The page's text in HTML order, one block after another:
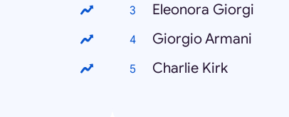
Eleonora Giorgi
Giorgio Armani
Charlie Kirk